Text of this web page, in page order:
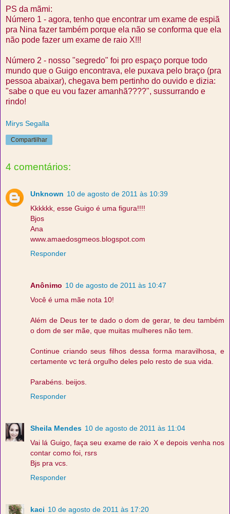
PS da mãmi:
Número 1 - agora, tenho que encontrar um exame de espiã
pra Nina fazer também porque ela não se conforma que ela
não pode fazer um exame de raio X!!!
Número 2 - nosso "segredo" foi pro espaço porque todo
mundo que o Guigo encontrava, ele puxava pelo braço (pra
pessoa abaixar), chegava bem pertinho do ouvido e dizia:
"sabe o que eu vou fazer amanhã????", sussurrando e
rindo!
Mirys Segalla
Compartilhar
4 comentários:
Unknown 10 de agosto de 2011 às 10:39
Kkkkkk, esse Guigo é uma figura!!!!
Bjos
Ana
www.amaedosgmeos.blogspot.com
Responder
Anônimo 10 de agosto de 2011 às 10:47
Você é uma mãe nota 10!
Além de Deus ter te dado o dom de gerar, te deu também
o dom de ser mãe, que muitas mulheres não tem.
Continue criando seus filhos dessa forma maravilhosa, e
certamente vc terá orgulho deles pelo resto de sua vida.
Parabéns. beijos.
Responder
Sheila Mendes 10 de agosto de 2011 às 11:04
Vai lá Guigo, faça seu exame de raio X e depois venha nos
contar como foi, rsrs
Bjs pra vcs.
Responder
kaci 10 de agosto de 2011 às 17:20